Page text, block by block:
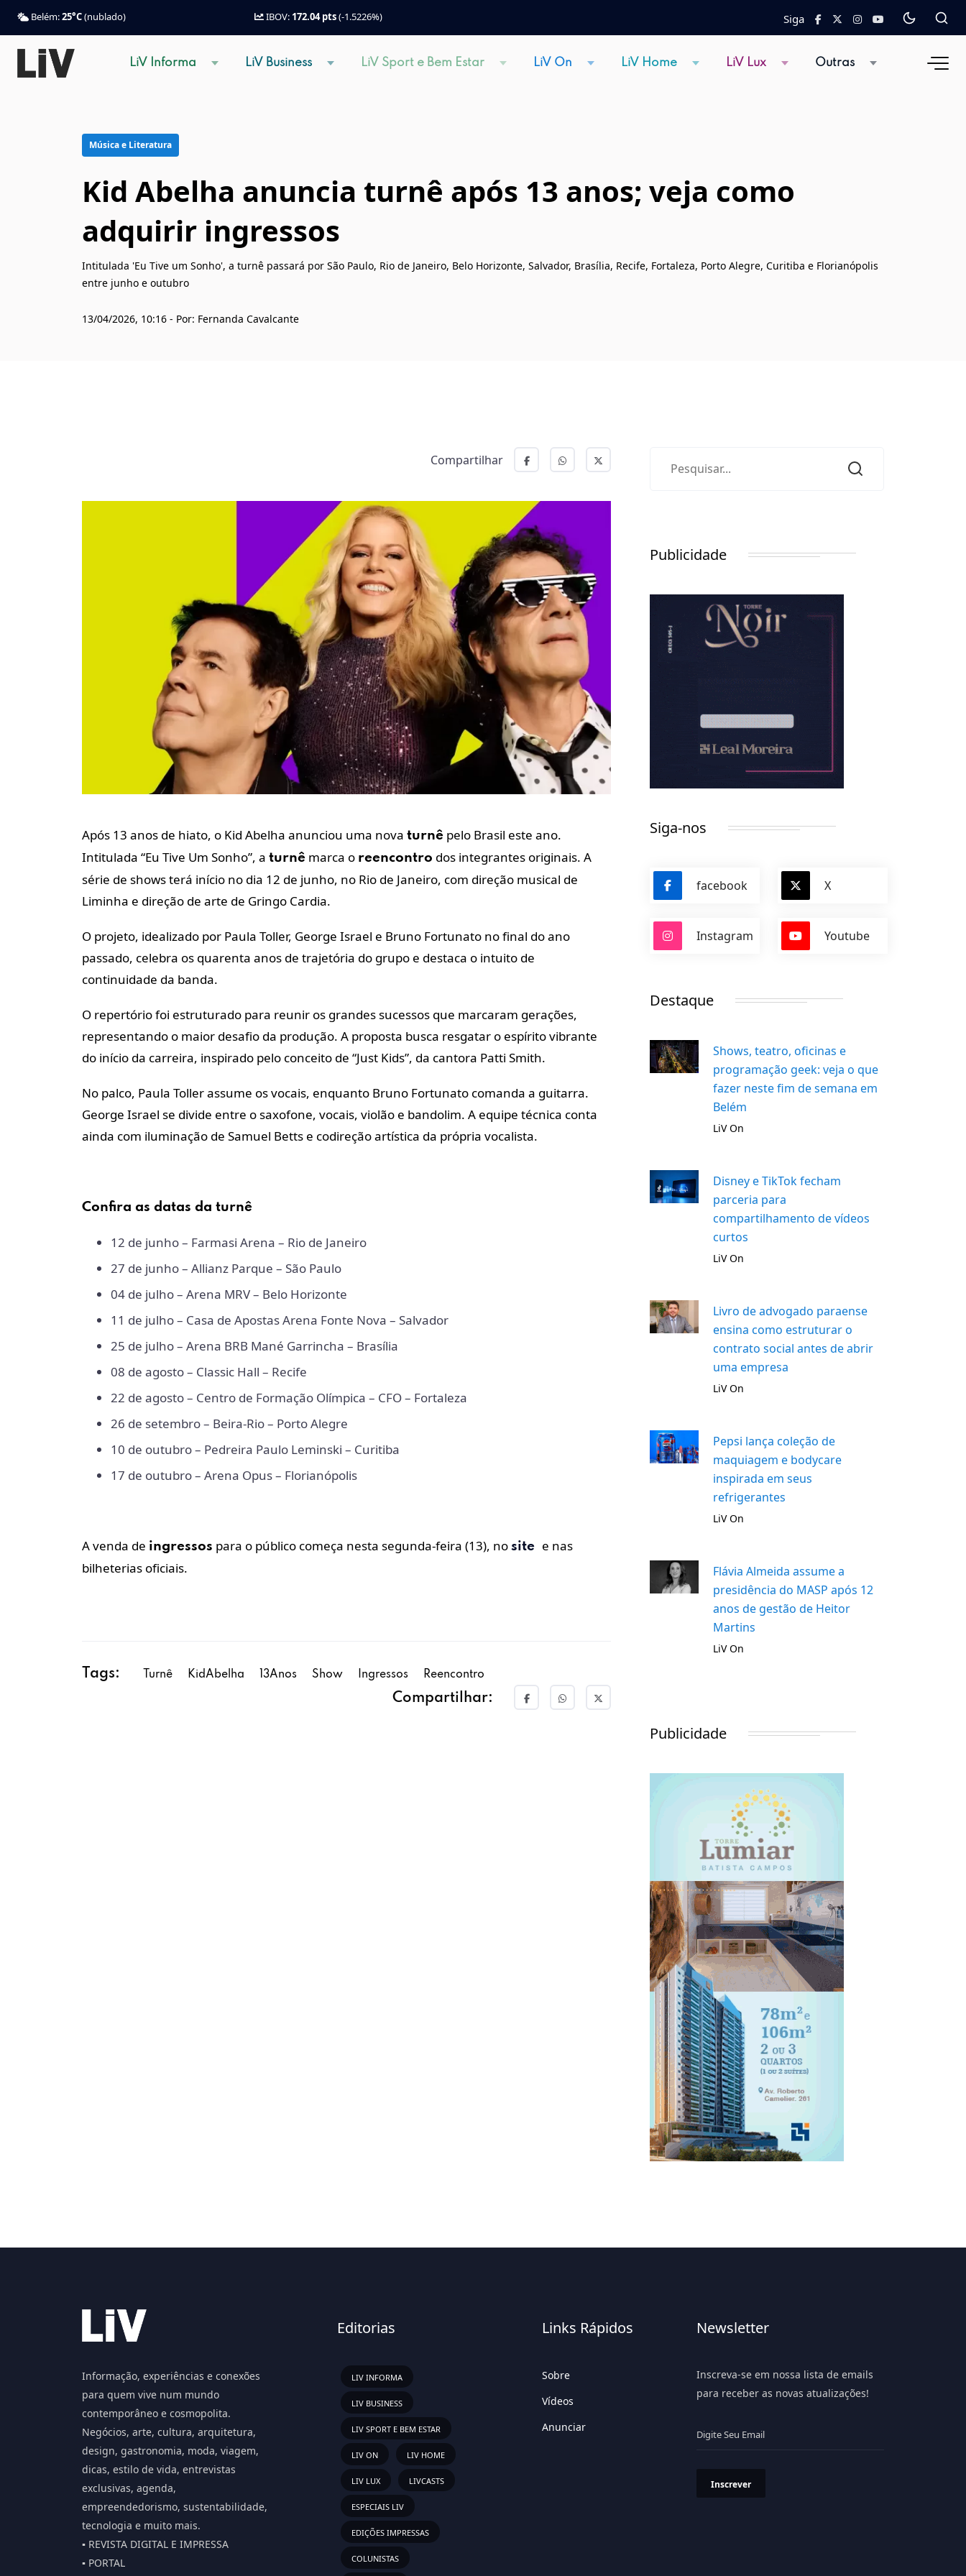
Belém:25°C(nublado) IBOV: 172.04 pts(-1.5226%) Siga
LiV Informa LiV Business LiV Sport e Bem Estar LiV On LiV Home LiV Lux Outras
Música e Literatura
Kid Abelha anuncia turnê após 13 anos; veja como
adquirir ingressos
Intitulada 'Eu Tive um Sonho', a turnê passará por São Paulo, Rio de Janeiro, Belo Horizonte, Salvador, Brasília, Recife, Fortaleza, Porto Alegre, Curitiba e Florianópolis
entre junho e outubro
13/04/2026, 10:16 - Por: Fernanda Cavalcante
Compartilhar
Após 13 anos de hiato, o Kid Abelha anunciou uma nova turnê pelo Brasil este ano.
Intitulada “Eu Tive Um Sonho”, a turnê marca o reencontro dos integrantes originais. A
série de shows terá início no dia 12 de junho, no Rio de Janeiro, com direção musical de
Liminha e direção de arte de Gringo Cardia.
O projeto, idealizado por Paula Toller, George Israel e Bruno Fortunato no final do ano
passado, celebra os quarenta anos de trajetória do grupo e destaca o intuito de
continuidade da banda.
O repertório foi estruturado para reunir os grandes sucessos que marcaram gerações,
representando o maior desafio da produção. A proposta busca resgatar o espírito vibrante
do início da carreira, inspirado pelo conceito de “Just Kids”, da cantora Patti Smith.
No palco, Paula Toller assume os vocais, enquanto Bruno Fortunato comanda a guitarra.
George Israel se divide entre o saxofone, vocais, violão e bandolim. A equipe técnica conta
ainda com iluminação de Samuel Betts e codireção artística da própria vocalista.
Confira as datas da turnê
12 de junho – Farmasi Arena – Rio de Janeiro
27 de junho – Allianz Parque – São Paulo
04 de julho – Arena MRV – Belo Horizonte
11 de julho – Casa de Apostas Arena Fonte Nova – Salvador
25 de julho – Arena BRB Mané Garrincha – Brasília
08 de agosto – Classic Hall – Recife
22 de agosto – Centro de Formação Olímpica – CFO – Fortaleza
26 de setembro – Beira-Rio – Porto Alegre
10 de outubro – Pedreira Paulo Leminski – Curitiba
17 de outubro – Arena Opus – Florianópolis
A venda de ingressos para o público começa nesta segunda-feira (13), no site e nas
bilheterias oficiais.
Tags: Turnê KidAbelha 13Anos Show Ingressos Reencontro
Compartilhar:
Publicidade
Siga-nos
facebook X
Instagram Youtube
Destaque
Shows, teatro, oficinas e
programação geek: veja o que
fazer neste fim de semana em
Belém
LiV On
Disney e TikTok fecham
parceria para
compartilhamento de vídeos
curtos
LiV On
Livro de advogado paraense
ensina como estruturar o
contrato social antes de abrir
uma empresa
LiV On
Pepsi lança coleção de
maquiagem e bodycare
inspirada em seus
refrigerantes
LiV On
Flávia Almeida assume a
presidência do MASP após 12
anos de gestão de Heitor
Martins
LiV On
Publicidade
Informação, experiências e conexões
para quem vive num mundo
contemporâneo e cosmopolita.
Negócios, arte, cultura, arquitetura,
design, gastronomia, moda, viagem,
dicas, estilo de vida, entrevistas
exclusivas, agenda,
empreendedorismo, sustentabilidade,
tecnologia e muito mais.
▪️ REVISTA DIGITAL E IMPRESSA
▪️ PORTAL
Editorias
LIV INFORMA
LIV BUSINESS
LIV SPORT E BEM ESTAR
LIV ON LIV HOME
LIV LUX LIVCASTS
ESPECIAIS LIV
EDIÇÕES IMPRESSAS
COLUNISTAS
Links Rápidos
Sobre
Vídeos
Anunciar
Newsletter
Inscreva-se em nossa lista de emails
para receber as novas atualizações!
Inscrever